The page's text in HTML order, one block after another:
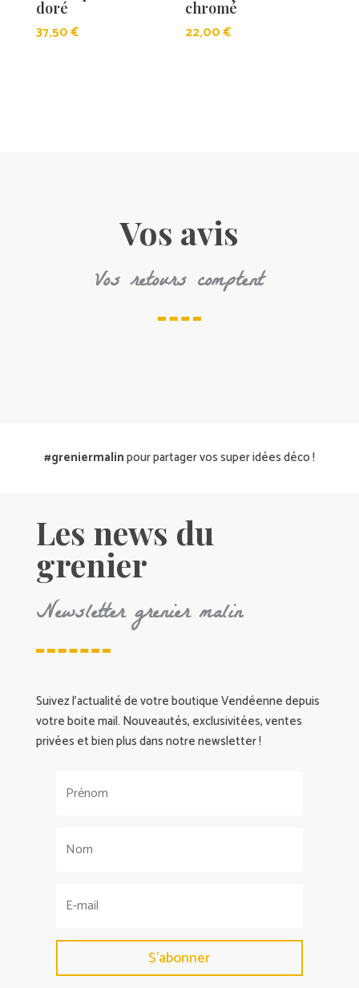
doré
37,50€
chromé
22,00€
Vos avis
Vos retours comptent
#greniermalinpour partager vos super idées déco !
Les news du
grenier
Newsletter grenier malin
Suivez l’actualité de votre boutique Vendéenne depuis
votre boite mail. Nouveautés, exclusivitées, ventes
privées et bien plus dans notre newsletter !
S'abonner